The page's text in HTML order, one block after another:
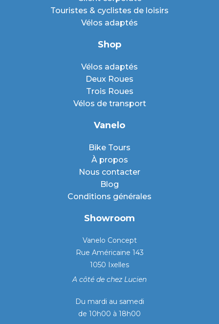
Touristes & cyclistes de loisirs
Vélos adaptés
Shop
Vélos adaptés
Deux Roues
Trois Roues
Vélos de transport
Vanelo
Bike Tours
À propos
Nous contacter
Blog
Conditions générales
Showroom
Vanelo Concept
Rue Américaine 143
1050 Ixelles
A côté de chez Lucien
Du mardi au samedi
de 10h00 à 18h00